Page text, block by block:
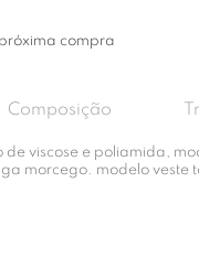
compra
Composição
de viscose e poliamida,
morcego. modelo veste